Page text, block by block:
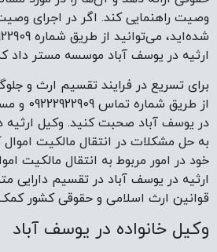
وصیت راهنمایی کند. اگر در اجرای
ارثیه در یوسف آباد موسسه مستر داد
برای تسریع در فرایند تقسیم ارث و
از طریق
در یوسف آباد صحبت کنید. وکیل ارثیه
به حل مشکلات در انتقال مالکیت
خود در امور مربوط به انتقال مالکیت
ارثیه در یوسف آباد در تقسیم دارایی
قوانین ارث اسلامی و حقوقی کشور
وکیل خانواده در یوسف آباد